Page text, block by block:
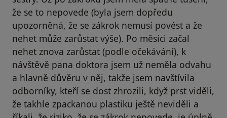
že se to nepovede (byla jsem dopředu
upozorněná, že se zákrok nemusí povést a že
nehet může zarůstat výše). Po měsíci začal
nehet znova zarůstat (podle očekávání), k
návštěvě pana doktora jsem už neměla odvahu
a hlavně důvěru v něj, takže jsem navštívila
odborníky, kteří se dost zhrozili, když prst viděli,
že takhle zpackanou plastiku ještě neviděli a